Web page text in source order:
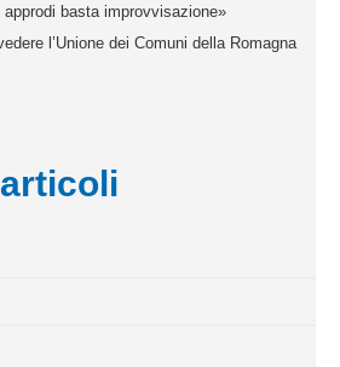
basta improvvisazione»
l’Unione dei Comuni della Romagna